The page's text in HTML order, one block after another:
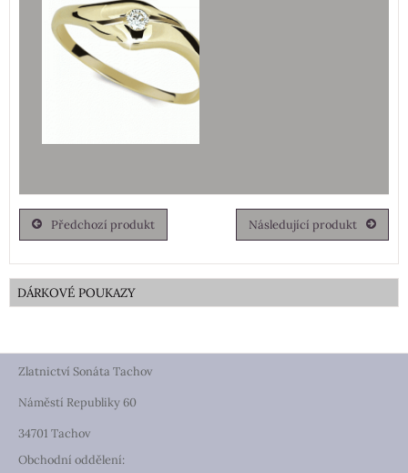
Předchozí produkt Následující produkt
DÁRKOVÉ POUKAZY
Zlatnictví Sonáta Tachov
Náměstí Republiky 60
34701 Tachov
Obchodní oddělení: